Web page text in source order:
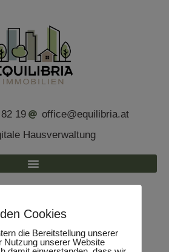
19
office@equilibria.at
Hausverwaltung
Cookies
die Bereitstellung unserer
Nutzung unserer Website